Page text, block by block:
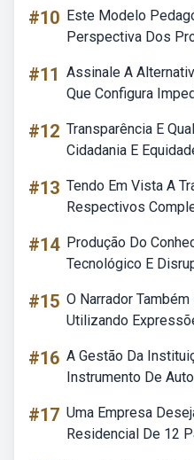
#10 Este Modelo
Perspectiva Dos
#11 Assinale A
Que Configura
#12 Transparência E
Cidadania E
#13 Tendo Em Vista A
Respectivos
#14 Produção Do
Tecnológico E
#15 O Narrador
Utilizando
#16 A Gestão Da
Instrumento De
#17 Uma Empresa
Residencial De 12